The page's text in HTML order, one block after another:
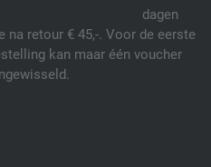
dagen
na retour € 45,-. Voor de eerste
kan maar één voucher